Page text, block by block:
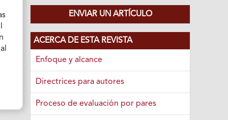
ENVIAR UN ARTÍCULO
ACERCA DE ESTA REVISTA
Enfoque y alcance
Directrices para autores
Proceso de evaluación por pares